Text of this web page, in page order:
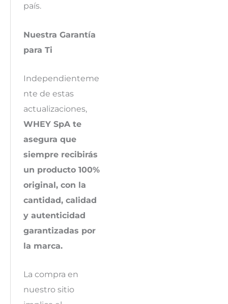
país.
Nuestra Garantía
para Ti
Independienteme
nte de estas
actualizaciones,
WHEY SpA te
asegura que
siempre recibirás
un producto 100%
original, con la
cantidad, calidad
y autenticidad
garantizadas por
la marca.
La compra en
nuestro sitio